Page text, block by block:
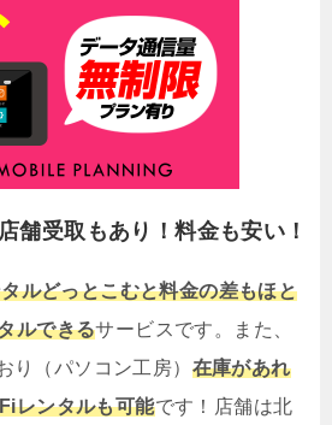
舗受取もあり！料金も安い！
ルどっとこむと料金の差もほと
ルできるサービスです。また、
り（パソコン工房） 在庫があれ
レンタルも可能です！店舗は北